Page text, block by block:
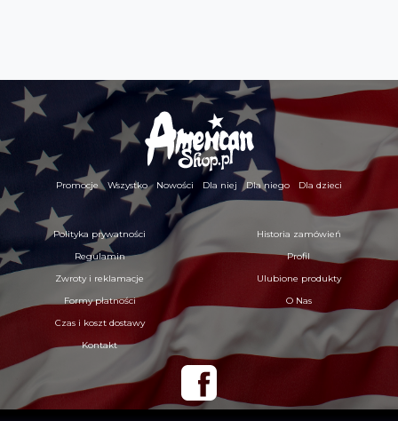
Promocje Wszystko Nowości Dla niej Dla niego Dla dzieci
Polityka prywatności
Regulamin
Zwroty i reklamacje
Historia zamówień
Profil
Ulubione produkty
Formy płatności
Czas i koszt dostawy
Kontakt
O Nas